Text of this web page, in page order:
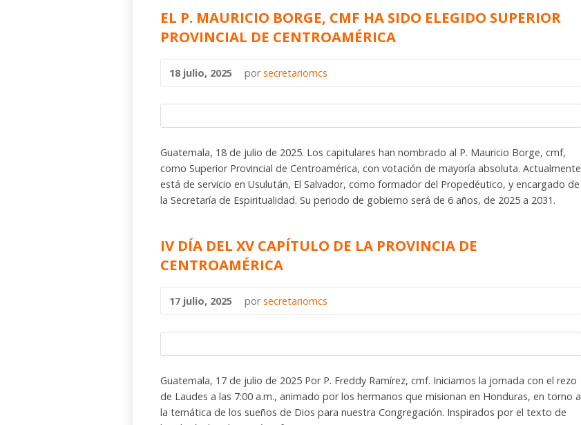
EL P. MAURICIO BORGE, CMF HA SIDO ELEGIDO SUPERIOR
PROVINCIAL DE CENTROAMÉRICA
18 julio, 2025 porsecretariomcs
Guatemala, 18 de julio de 2025. Los capitulares han nombrado al P. Mauricio Borge, cmf,
como Superior Provincial de Centroamérica, con votación de mayoría absoluta. Actualmente
está de servicio en Usulután, El Salvador, como formador del Propedéutico, y encargado de
la Secretaría de Espiritualidad. Su periodo de gobierno será de 6 años, de 2025 a 2031.
IV DÍA DEL XV CAPÍTULO DE LA PROVINCIA DE
CENTROAMÉRICA
17 julio, 2025 porsecretariomcs
Guatemala, 17 de julio de 2025 Por P. Freddy Ramírez, cmf. Iniciamos la jornada con el rezo
de Laudes a las 7:00 a.m., animado por los hermanos que misionan en Honduras, en torno a
la temática de los sueños de Dios para nuestra Congregación. Inspirados por el texto de